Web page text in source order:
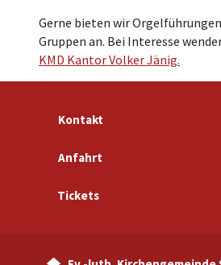
Gerne bieten wir
Gruppen an. Bei Interesse
KMD Kantor Volker Jänig.
Kontakt
Anfahrt
Tickets